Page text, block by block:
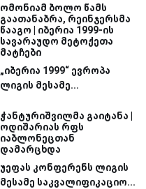
ომონიამ ბოლო წამს
გაათანაბრა, რეინჯერსმა
წააგო | იბერია 1999-ის
სავარაუდო მეტოქეთა
მატჩები
„იბერია 1999“ ევროპა
ლიგის მესამე...
ჭანტურიშვილმა გაიტანა |
ოდიშარიას რფს
იაბლონეცთან
დამარცხდა
უეფას კონფერენს ლიგის
მესამე საკვალიფიკაციო...